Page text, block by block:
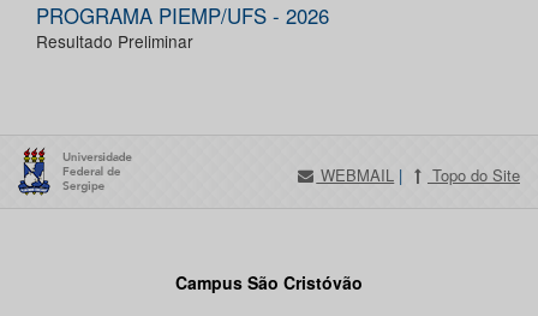
PROGRAMA PIEMP/UFS - 2026
Resultado Preliminar
WEBMAIL | Topo do Site
Campus São Cristóvão